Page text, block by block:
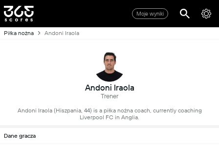
Moje wyniki
Piłka nożna Andoni Iraola
Andoni Iraola
Trener
Andoni Iraola (Hiszpania, 44) is a piłka nożna coach, currently coaching
Liverpool FC in Anglia.
Dane gracza